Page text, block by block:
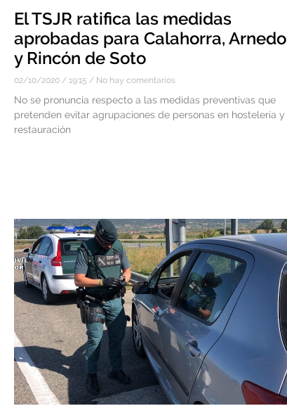
El TSJR ratifica las medidas
aprobadas para Calahorra, Arnedo
y Rincón de Soto
02/10/2020 19:15 No hay comentarios
No se pronuncia respecto a las medidas preventivas que
pretenden evitar agrupaciones de personas en hostelería y
restauración